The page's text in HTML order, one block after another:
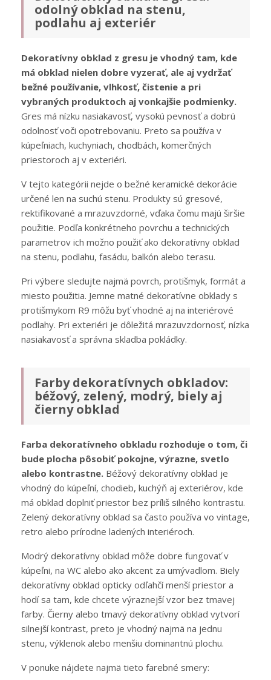
odolný obklad na stenu,
podlahu aj exteriér
Dekoratívny obklad z gresu je vhodný tam, kde
má obklad nielen dobre vyzerať, ale aj vydržať
bežné používanie, vlhkosť, čistenie a pri
vybraných produktoch aj vonkajšie podmienky.
Gres má nízku nasiakavosť, vysokú pevnosť a dobrú
odolnosť voči opotrebovaniu. Preto sa používa v
kúpeľniach, kuchyniach, chodbách, komerčných
priestoroch aj v exteriéri.
V tejto kategórii nejde o bežné keramické dekorácie
určené len na suchú stenu. Produkty sú gresové,
rektifikované a mrazuvzdorné, vďaka čomu majú širšie
použitie. Podľa konkrétneho povrchu a technických
parametrov ich možno použiť ako dekoratívny obklad
na stenu, podlahu, fasádu, balkón alebo terasu.
Pri výbere sledujte najmä povrch, protišmyk, formát a
miesto použitia. Jemne matné dekoratívne obklady s
protišmykom R9 môžu byť vhodné aj na interiérové
podlahy. Pri exteriéri je dôležitá mrazuvzdornosť, nízka
nasiakavosť a správna skladba pokládky.
Farby dekoratívnych obkladov:
béžový, zelený, modrý, biely aj
čierny obklad
Farba dekoratívneho obkladu rozhoduje o tom, či
bude plocha pôsobiť pokojne, výrazne, svetlo
alebo kontrastne. Béžový dekoratívny obklad je
vhodný do kúpeľní, chodieb, kuchýň aj exteriérov, kde
má obklad doplniť priestor bez príliš silného kontrastu.
Zelený dekoratívny obklad sa často používa vo vintage,
retro alebo prírodne ladených interiéroch.
Modrý dekoratívny obklad môže dobre fungovať v
kúpeľni, na WC alebo ako akcent za umývadlom. Biely
dekoratívny obklad opticky odľahčí menší priestor a
hodí sa tam, kde chcete výraznejší vzor bez tmavej
farby. Čierny alebo tmavý dekoratívny obklad vytvorí
silnejší kontrast, preto je vhodný najmä na jednu
stenu, výklenok alebo menšiu dominantnú plochu.
V ponuke nájdete najmä tieto farebné smery: